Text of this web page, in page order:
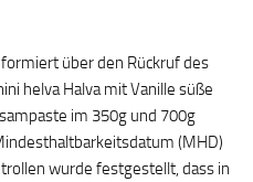
über den Rückruf des
helva Halva mit Vanille süße
im 350g und 700g
(MHD)
wurde festgestellt, dass in